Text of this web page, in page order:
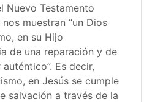
Nuevo Testamento
muestran “un Dios
en su Hijo
de una reparación y de
Es decir,
en Jesús se cumple
salvación a través de la